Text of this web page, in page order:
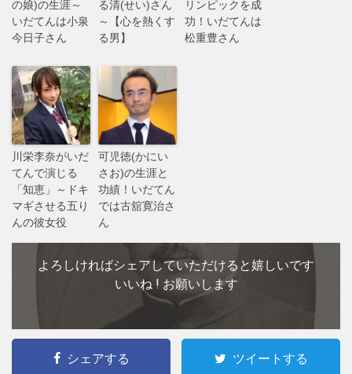
の娘)の生涯～
いだてんは小泉
今日子さん
る清(せい)さん
～【心を熱くす
る男】
リンピックを成
功！いだてんは
松重豊さん
川栄李奈がいだ
てんで演じる
「知恵」～ドキ
マギさせる五り
んの彼女役
可児徳(かにい
さお)の生涯と
功績！いだてん
では古舘寛治さ
ん
よろしければシェアしていただけると嬉しいです
いいね ! お願いします
シェアする ツイートする